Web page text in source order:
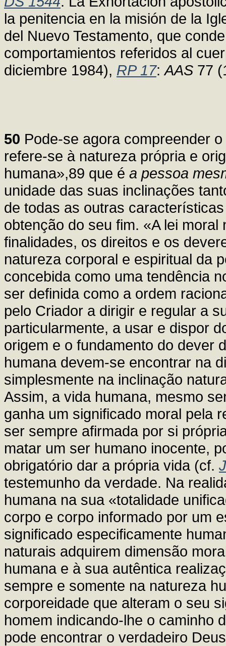
la penitencia en la misión de la
del Nuevo Testamento, que
comportamientos referidos al
diciembre 1984), RP 17:AAS 77
50 Pode-se agora compreender
refere-se à natureza própria e
humana»,89 que é a pessoa
unidade das suas inclinações
de todas as outras
obtenção do seu fim. «A lei
finalidades, os direitos e os
natureza corporal e espiritual da
concebida como uma tendência
ser definida como a ordem
pelo Criador a dirigir e regular a
particularmente, a usar e dispor
origem e o fundamento do dever
humana devem-se encontrar na
simplesmente na inclinação
Assim, a vida humana, mesmo
ganha um significado moral pela
ser sempre afirmada por si
matar um ser humano inocente,
obrigatório dar a própria vida (cf.
testemunho da verdade. Na
humana na sua «totalidade
corpo e corpo informado por um
significado especificamente
naturais adquirem dimensão
humana e à sua autêntica
sempre e somente na natureza
corporeidade que alteram o seu
homem indicando-lhe o caminho
pode encontrar o verdadeiro